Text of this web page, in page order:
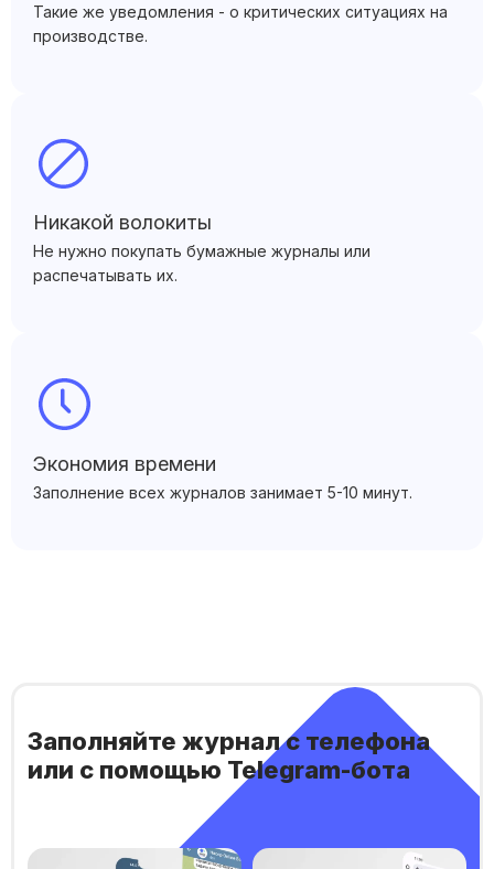
Такие же уведомления - о критических ситуациях на
производстве.
Никакой волокиты
Не нужно покупать бумажные журналы или
распечатывать их.
Экономия времени
Заполнение всех журналов занимает 5-10 минут.
Заполняйте журнал с телефона
или с помощью Telegram-бота